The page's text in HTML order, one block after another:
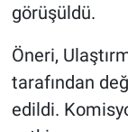
görüşüldü.
Öneri,
tarafından
edildi.